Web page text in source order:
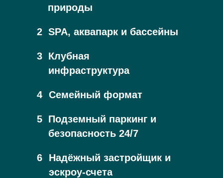
природы
3 Клубная
инфраструктура
2 SPA, аквапарк и бассейны
4 Семейный формат
5 Подземный паркинг и
безопасность 24/7
6
Надёжный застройщик и
эскроу-счета